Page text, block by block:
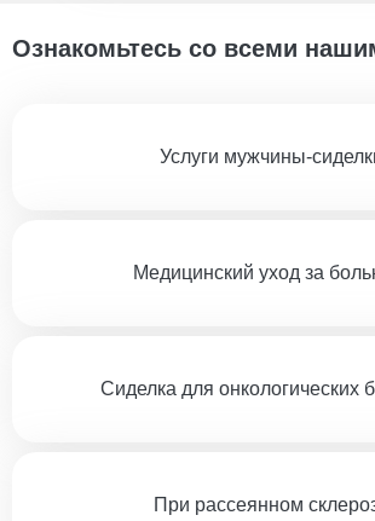
Ознакомьтесь со всеми
Услуги мужчины-
Медицинский уход за
Сиделка для онкологических
При рассеянном